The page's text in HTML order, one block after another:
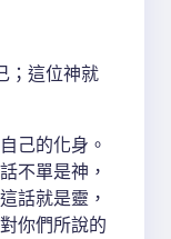
；這位神就
己的化身。
不單是神，
話就是靈，
你們所說的